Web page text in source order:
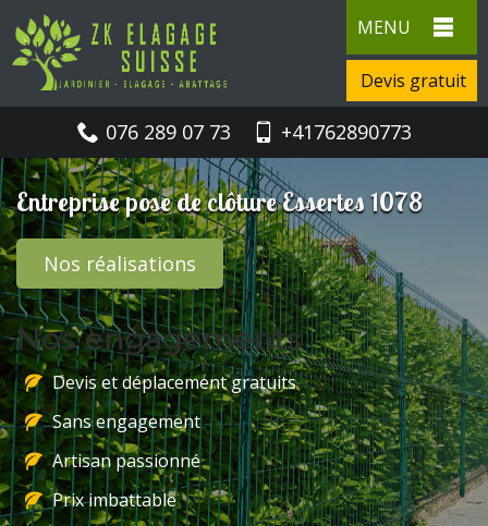
MENU
Devis gratuit
076 289 07 73 +41762890773
Entreprise pose de clôture Essertes 1078
Nos réalisations
Nos engagements
Devis et déplacement gratuits
Sans engagement
Artisan passionné
Prix imbattable